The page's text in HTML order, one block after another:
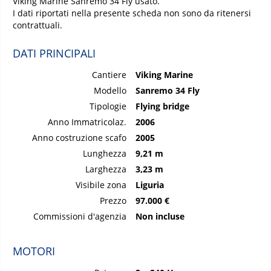
I dati riportati nella presente scheda non sono da ritenersi
contrattuali.
DATI PRINCIPALI
Cantiere
Viking Marine
Modello
Sanremo 34 Fly
Tipologie
Flying bridge
Anno Immatricolaz.
2006
Anno costruzione scafo
2005
Lunghezza
9,21 m
Larghezza
3,23 m
Visibile zona
Liguria
Prezzo
97.000 €
Commissioni d'agenzia
Non incluse
MOTORI